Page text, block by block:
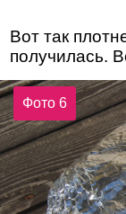
Вот так
получилась.
Фото 6